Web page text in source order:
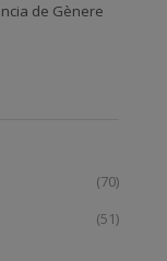
de Gènere
(70)
(51)